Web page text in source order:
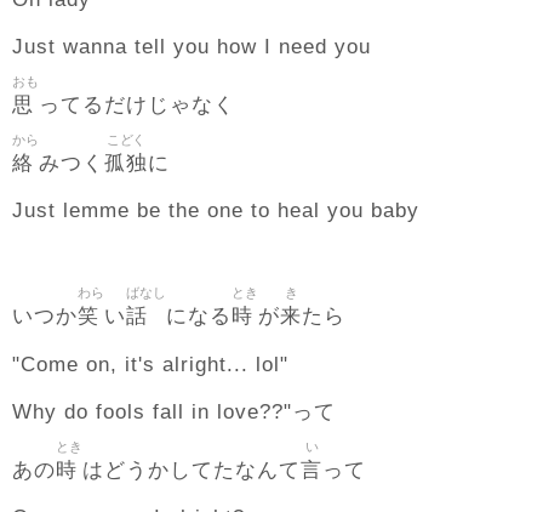
Just wanna tell you how I need you
思
おも
ってるだけじゃなく
絡
から
みつく 孤独
こどく
に
Just lemme be the one to heal you baby
いつか笑
わら
い話
ばなし
になる 時
とき
が来
き
たら
"Come on, it's alright... lol"
Why do fools fall in love??"って
あの時
とき
はどうかしてたなんて言
い
って